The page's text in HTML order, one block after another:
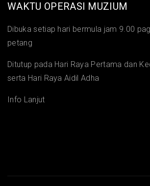
WAKTU OPERASI MUZIUM
Dibuka setiap hari bermula jam 9.00
petang
Ditutup pada Hari Raya Pertama dan
serta Hari Raya Aidil Adha
Info Lanjut